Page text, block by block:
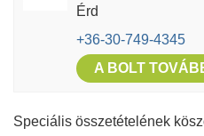
Érd
+36-30-749-4345
A BOLT
Speciális összetételének